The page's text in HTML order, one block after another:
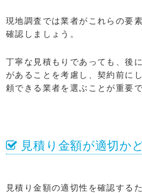
現地調査では業者がこれらの要
確認しましょう。
丁寧な見積もりであっても、後
があることを考慮し、契約前に
頼できる業者を選ぶことが重要で
見積り金額が適切か
見積り金額の適切性を確認する